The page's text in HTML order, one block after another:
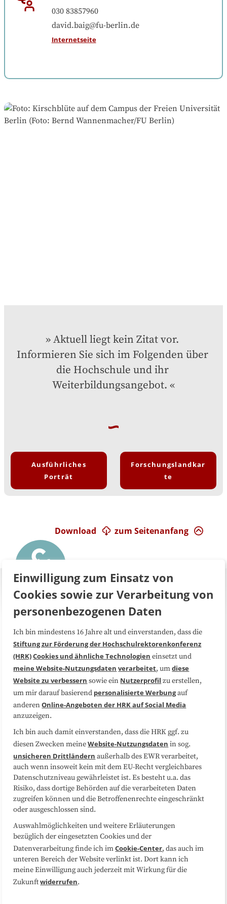
030 83857960
david.baig@fu-berlin.de
Internetseite
Aktuell liegt kein Zitat vor.
Informieren Sie sich im Folgenden über
die Hochschule und ihr
Weiterbildungsangebot.
Ausführliches
Porträt
Forschungslandkar
te
zum Seitenanfang
Download
Über uns FAQ
Medienarbeit Kooperationen
Datenschutzerklärung Impressum
Sitemap
Folgen Sie uns
Einwilligung zum Einsatz von
Cookies sowie zur Verarbeitung von
personenbezogenen Daten
Ich bin mindestens 16 Jahre alt und einverstanden, dass die
Stiftung zur Förderung der Hochschulrektorenkonferenz
(HRK)Cookies und ähnliche Technologien einsetzt und
meine Website-Nutzungsdaten verarbeitet, umdiese
Website zu verbessern sowie ein Nutzerprofil zu erstellen,
um mir darauf basierend personalisierte Werbungauf
anderenOnline-Angeboten der HRK auf Social Media
anzuzeigen.
Ich bin auch damit einverstanden, dass die HRK ggf. zu
diesen Zwecken meineWebsite-Nutzungsdaten in sog.
unsicheren Drittländern außerhalb des EWR verarbeitet,
auch wenn insoweit kein mit dem EU-Recht vergleichbares
Datenschutzniveau gewährleistet ist. Es besteht u.a. das
Risiko, dass dortige Behörden auf die verarbeiteten Daten
zugreifen können und die Betroffenenrechte eingeschränkt
oder ausgeschlossen sind.
Auswahlmöglichkeiten und weitere Erläuterungen
bezüglich der eingesetzten Cookies und der
Datenverarbeitung finde ich imCookie-Center, das auch im
unteren Bereich der Website verlinkt ist. Dort kann ich
meine Einwilligung auch jederzeit mit Wirkung für die
Zukunftwiderrufen.